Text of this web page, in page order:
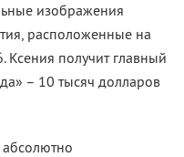
изображения
расположенные на
получит главный
– 10 тысяч долларов